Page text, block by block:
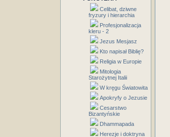
Celibat, dziwne
fryzury i hierarchia
Profesjonalizacja
kleru - 2
Jezus Mesjasz
Kto napisał Biblię?
Religia w Europie
Mitologia
Starożytnej Italii
W kręgu Światowita
Apokryfy o Jezusie
Cesarstwo
Bizantyńskie
Dhammapada
Herezje i doktryna